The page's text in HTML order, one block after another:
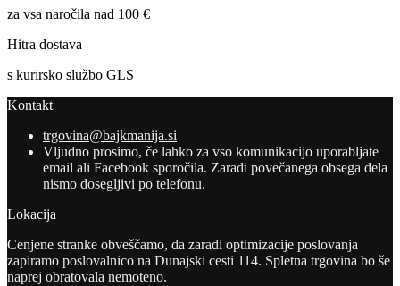
za vsa naročila nad 100 €
Hitra dostava
s kurirsko službo GLS
Kontakt
trgovina@bajkmanija.si
Vljudno prosimo, če lahko za vso komunikacijo uporabljate
email ali Facebook sporočila. Zaradi povečanega obsega dela
nismo dosegljivi po telefonu.
Lokacija
Cenjene stranke obveščamo, da zaradi optimizacije poslovanja
zapiramo poslovalnico na Dunajski cesti 114. Spletna trgovina bo še
naprej obratovala nemoteno.